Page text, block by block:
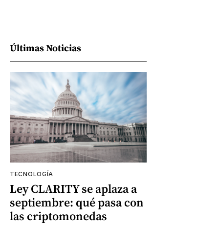
Últimas Noticias
TECNOLOGÍA
Ley CLARITY se aplaza a
septiembre: qué pasa con
las criptomonedas